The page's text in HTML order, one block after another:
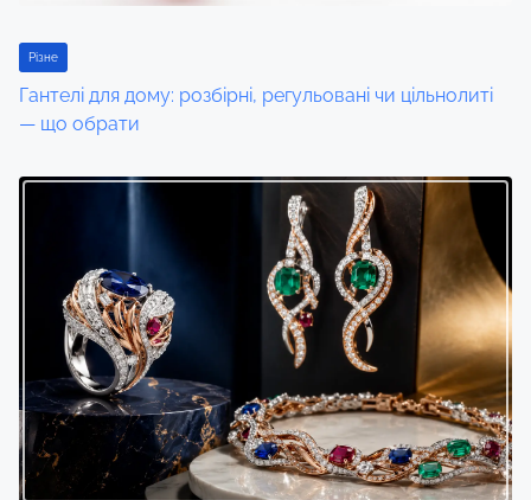
Різне
Гантелі для дому: розбірні, регульовані чи цільнолиті
— що обрати